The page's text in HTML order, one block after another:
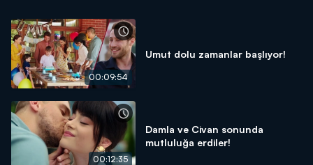
00:09:54
Umut dolu zamanlar başlıyor!
00:12:35
Damla ve Civan sonunda
mutluluğa erdiler!